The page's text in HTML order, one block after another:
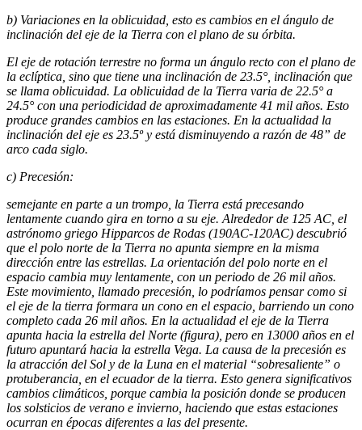
b) Variaciones en la oblicuidad, esto es cambios en el ángulo de
inclinación del eje de la Tierra con el plano de su órbita.
El eje de rotación terrestre no forma un ángulo recto con el plano de
la eclíptica, sino que tiene una inclinación de 23.5°, inclinación que
se llama oblicuidad. La oblicuidad de la Tierra varia de 22.5° a
24.5° con una periodicidad de aproximadamente 41 mil años. Esto
produce grandes cambios en las estaciones. En la actualidad la
inclinación del eje es 23.5º y está disminuyendo a razón de 48” de
arco cada siglo.
c) Precesión:
semejante en parte a un trompo, la Tierra está precesando
lentamente cuando gira en torno a su eje. Alrededor de 125 AC, el
astrónomo griego Hipparcos de Rodas (190AC-120AC) descubrió
que el polo norte de la Tierra no apunta siempre en la misma
dirección entre las estrellas. La orientación del polo norte en el
espacio cambia muy lentamente, con un periodo de 26 mil años.
Este movimiento, llamado precesión, lo podríamos pensar como si
el eje de la tierra formara un cono en el espacio, barriendo un cono
completo cada 26 mil años. En la actualidad el eje de la Tierra
apunta hacia la estrella del Norte (figura), pero en 13000 años en el
futuro apuntará hacia la estrella Vega. La causa de la precesión es
la atracción del Sol y de la Luna en el material “sobresaliente” o
protuberancia, en el ecuador de la tierra. Esto genera significativos
cambios climáticos, porque cambia la posición donde se producen
los solsticios de verano e invierno, haciendo que estas estaciones
ocurran en épocas diferentes a las del presente.